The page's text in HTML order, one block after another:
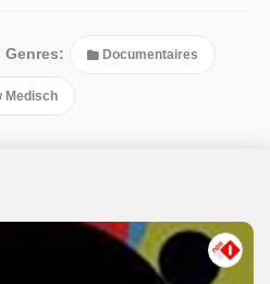
Genres: Documentaires
Medisch